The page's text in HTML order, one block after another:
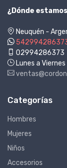
¿Dónde
Neuquén -
02994286373
Lunes a
Categorías
Hombres
Mujeres
Niños
Accesorios